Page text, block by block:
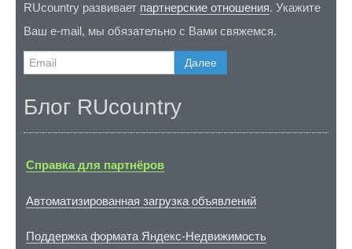
RUcountry развивает партнерские отношения. Укажите
Ваш e-mail, мы обязательно с Вами свяжемся.
Далее
Блог RUcountry
Справка для партнёров
Автоматизированная загрузка объявлений
Поддержка формата Яндекс-Недвижимость